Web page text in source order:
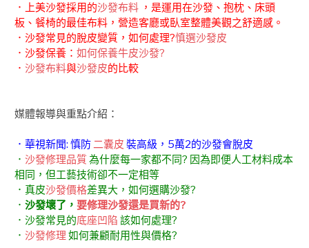
．上美沙發採用的沙發布料 ，是運用在沙發、抱枕、床頭
板、餐椅的最佳布料，營造客廳或臥室整體美觀之舒適感。
．沙發常見的脫皮變質，如何處理?慎選沙發皮
．沙發保養： 如何保養牛皮沙發?
． 沙發布料與沙發皮的比較
媒體報導與重點介紹：
．華視新聞: 慎防二囊皮 裝高級，5萬2的沙發會脫皮
． 沙發修理品質為什麼每一家都不同? 因為即便人工材料成本
相同，但工藝技術卻不一定相等
．真皮沙發價格差異大，如何選購沙發?
． 沙發壞了， 要修理沙發還是買新的?
．沙發常見的底座凹陷 該如何處理?
． 沙發修理 如何兼顧耐用性與價格?